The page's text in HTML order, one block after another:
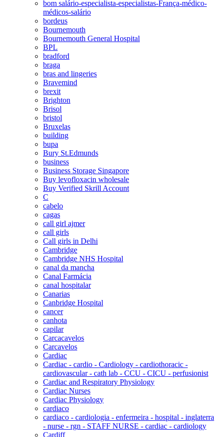
bom salário-especialista-especialistas-França-médico-
médicos-salário
bordeus
Bournemouth
Bournemouth General Hospital
BPL
bradford
braga
bras and lingeries
Bravemind
brexit
Brighton
Brisol
bristol
Bruxelas
building
bupa
Bury St.Edmunds
business
Business Storage Singapore
Buy levofloxacin wholesale
Buy Verified Skrill Account
C
cabelo
cagas
call girl ajmer
call girls
Call girls in Delhi
Cambridge
Cambridge NHS Hospital
canal da mancha
Canal Farmácia
canal hospitalar
Canarias
Canbridge Hospital
cancer
canhota
capilar
Carcacavelos
Carcavelos
Cardiac
Cardiac - cardio - Cardiology - cardiothoracic -
cardiovascular - cath lab - CCU - CICU - perfusionist
Cardiac and Respiratory Physiology
Cardiac Nurses
Cardiac Physiology
cardiaco
cardiaco - cardiologia - enfermeira - hospital - inglaterra
- nurse - rgn - STAFF NURSE - cardiac - cardiology
Cardiff